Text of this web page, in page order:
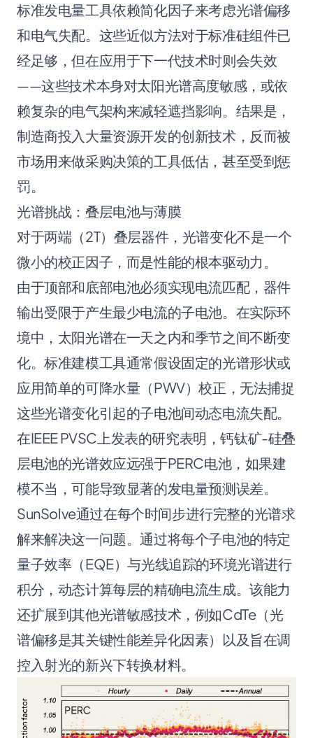
标准发电量工具依赖简化因子来考虑光谱偏移
和电气失配。这些近似方法对于标准硅组件已
经足够，但在应用于下一代技术时则会失效
——这些技术本身对太阳光谱高度敏感，或依
赖复杂的电气架构来减轻遮挡影响。结果是，
制造商投入大量资源开发的创新技术，反而被
市场用来做采购决策的工具低估，甚至受到惩
罚。
光谱挑战：叠层电池与薄膜
对于两端（2T）叠层器件，光谱变化不是一个
微小的校正因子，而是性能的根本驱动力。
由于顶部和底部电池必须实现电流匹配，器件
输出受限于产生最少电流的子电池。在实际环
境中，太阳光谱在一天之内和季节之间不断变
化。标准建模工具通常假设固定的光谱形状或
应用简单的可降水量（PWV）校正，无法捕捉
这些光谱变化引起的子电池间动态电流失配。
在IEEE PVSC上发表的研究表明，钙钛矿-硅叠
层电池的光谱效应远强于PERC电池，如果建
模不当，可能导致显著的发电量预测误差。
SunSolve通过在每个时间步进行完整的光谱求
解来解决这一问题。通过将每个子电池的特定
量子效率（EQE）与光线追踪的环境光谱进行
积分，动态计算每层的精确电流生成。该能力
还扩展到其他光谱敏感技术，例如CdTe（光
谱偏移是其关键性能差异化因素）以及旨在调
控入射光的新兴下转换材料。